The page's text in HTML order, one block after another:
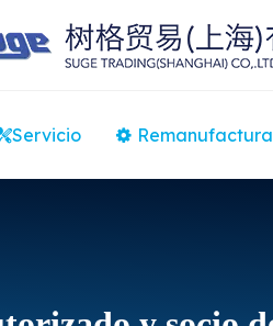
Servicio Remanufactura